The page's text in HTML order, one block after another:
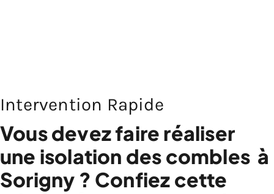
Intervention Rapide
Vous devez faire réaliser
une isolation des combles à
Sorigny ? Confiez cette